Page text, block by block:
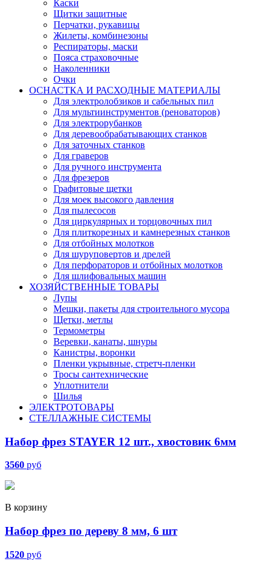
Каски
Щитки защитные
Перчатки, рукавицы
Жилеты, комбинезоны
Респираторы, маски
Пояса страховочные
Наколенники
Очки
ОСНАСТКА И РАСХОДНЫЕ МАТЕРИАЛЫ
Для электролобзиков и сабельных пил
Для мультиинструментов (реноваторов)
Для электрорубанков
Для деревообрабатывающих станков
Для заточных станков
Для граверов
Для ручного инструмента
Для фрезеров
Графитовые щетки
Для моек высокого давления
Для пылесосов
Для циркулярных и торцовочных пил
Для плиткорезных и камнерезных станков
Для отбойных молотков
Для шуруповертов и дрелей
Для перфораторов и отбойных молотков
Для шлифовальных машин
ХОЗЯЙСТВЕННЫЕ ТОВАРЫ
Лупы
Мешки, пакеты для строительного мусора
Щетки, метлы
Термометры
Веревки, канаты, шнуры
Канистры, воронки
Пленки укрывные, стретч-пленки
Тросы сантехнические
Уплотнители
Шилья
ЭЛЕКТРОТОВАРЫ
СТЕЛЛАЖНЫЕ СИСТЕМЫ
Набор фрез STAYER 12 шт., хвостовик 6мм
3560 руб
В корзину
Набор фрез по дереву 8 мм, 6 шт
1520 руб